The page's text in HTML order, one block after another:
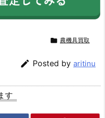
 農機具買取
 Posted by aritinu
す